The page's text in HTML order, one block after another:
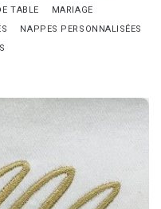
TABLE
MARIAGE
NAPPES PERSONNALISÉES